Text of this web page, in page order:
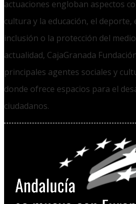
actuaciones engloban aspectos
cultura y la educación, el deporte,
inclusión o la protección del
actualidad, CajaGranada
principales agentes sociales y
donde ofrece espacios para el
ciudadanos.